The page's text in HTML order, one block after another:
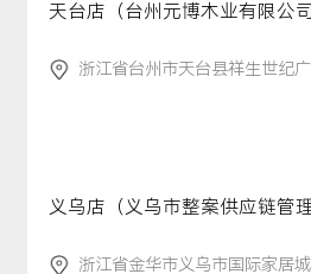
天台店（台州元博木业有限公司
浙江省台州市天台县祥生世纪
义乌店（义乌市整案供应链管
浙江省金华市义乌市国际家居